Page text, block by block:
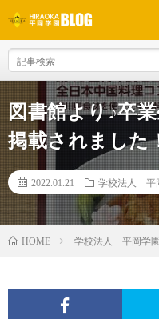
図書館より♪卒
掲載されました
2022.01.21 学校法人 平
HOME 学校法人 平岡学園